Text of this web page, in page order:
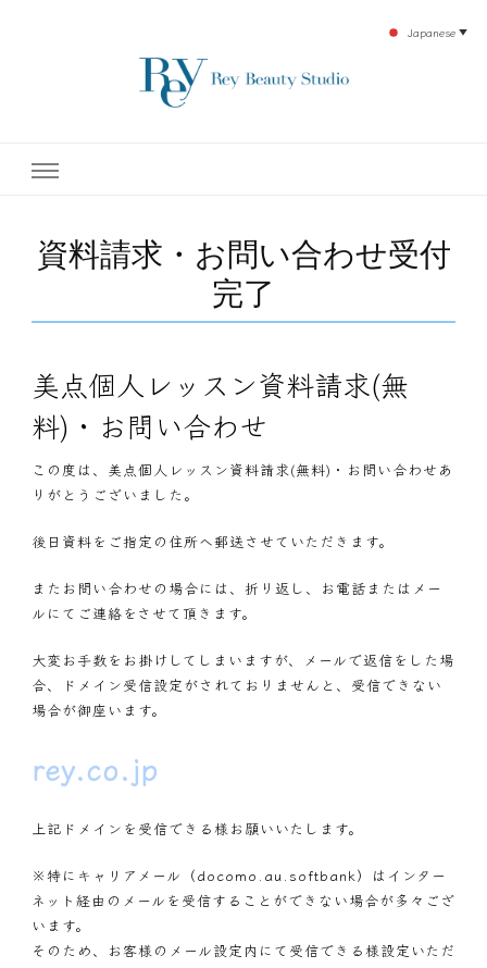
エステ
テ開設45年の実績を誇る本格エステだからこそ、お客様が必ず満足してもらえるこ
資料請求・お問い合わせ受付
完了
美点個人レッスン資料請求(無
料)・お問い合わせ
この度は、美点個人レッスン資料請求(無料)・お問い合わせあ
りがとうございました。
後日資料をご指定の住所へ郵送させていただきます。
またお問い合わせの場合には、折り返し、お電話またはメー
ルにてご連絡をさせて頂きます。
大変お手数をお掛けしてしまいますが、メールで返信をした場
合、ドメイン受信設定がされておりませんと、受信できない
場合が御座います。
rey.co.jp
上記ドメインを受信できる様お願いいたします。
※特にキャリアメール（docomo.au.softbank）はインター
ネット経由のメールを受信することができない場合が多々ござ
います。
そのため、お客様のメール設定内にて受信できる様設定いただ
Japanese ▼